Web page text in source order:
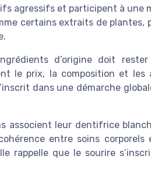
agressifs et participent à une
certains extraits de plantes,
d’origine doit
le prix, la composition et
dans une démarche
associent leur dentifrice
entre soins corporels
rappelle que le sourire